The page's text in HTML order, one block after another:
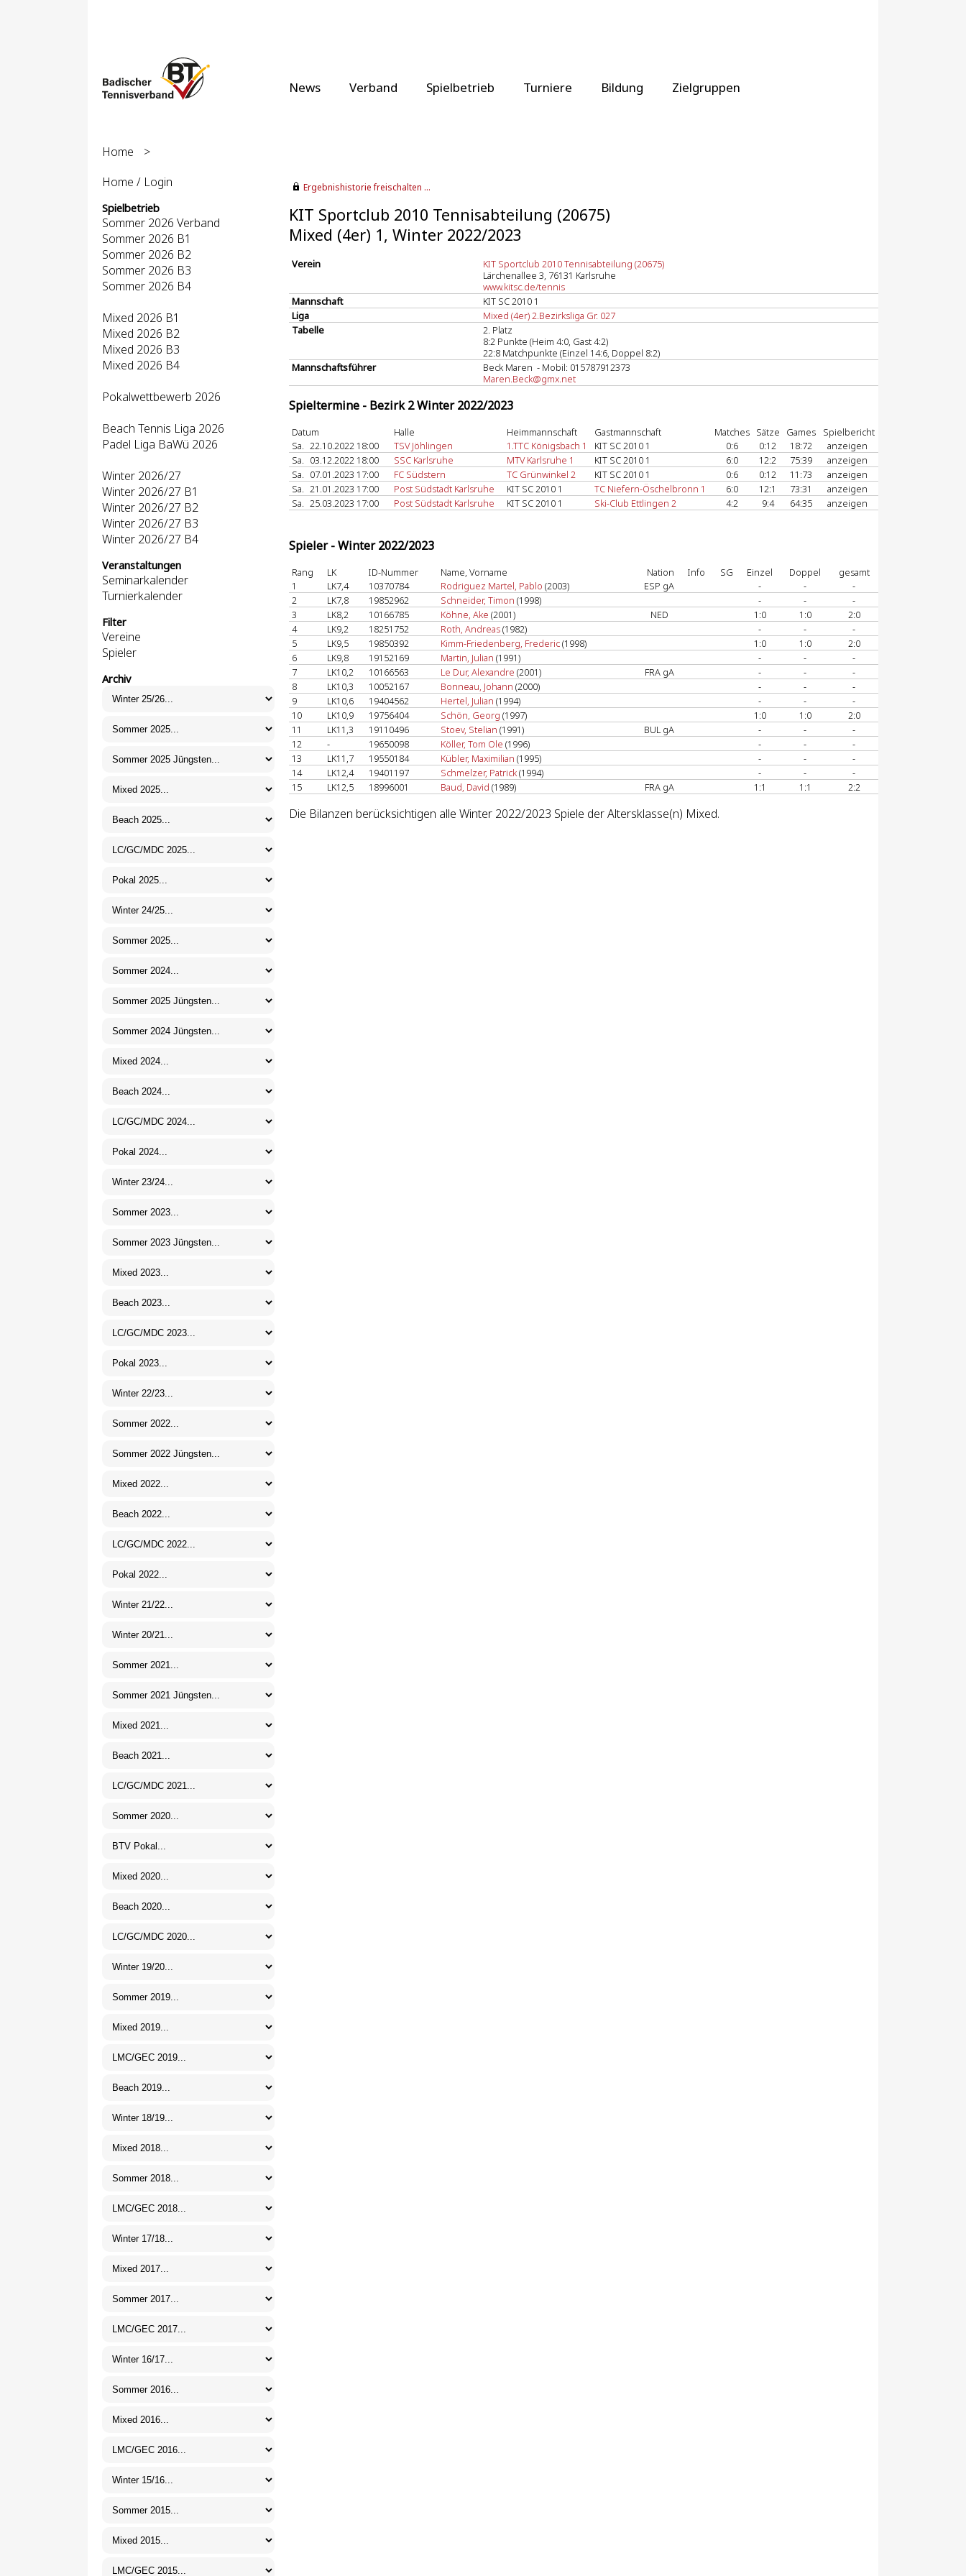
News Verband Spielbetrieb Turniere Bildung Zielgruppen
Home
>
Home / Login
Spielbetrieb
Sommer 2026 Verband
Sommer 2026 B1
Sommer 2026 B2
Sommer 2026 B3
Sommer 2026 B4
Mixed 2026 B1
Mixed 2026 B2
Mixed 2026 B3
Mixed 2026 B4
Pokalwettbewerb 2026
Beach Tennis Liga 2026
Padel Liga BaWü 2026
Winter 2026/27
Winter 2026/27 B1
Winter 2026/27 B2
Winter 2026/27 B3
Winter 2026/27 B4
Veranstaltungen
Seminarkalender
Turnierkalender
Filter
Vereine
Spieler
Archiv
Ergebnishistorie freischalten ...
KIT Sportclub 2010 Tennisabteilung (20675)
Mixed (4er) 1, Winter 2022/2023
Verein
KIT Sportclub 2010 Tennisabteilung (20675)
Lärchenallee 3, 76131 Karlsruhe
www.kitsc.de/tennis
Mannschaft
KIT SC 2010 1
Liga
Mixed (4er) 2.Bezirksliga Gr. 027
Tabelle
2. Platz
8:2 Punkte (Heim 4:0, Gast 4:2)
22:8 Matchpunkte (Einzel 14:6, Doppel 8:2)
Mannschaftsführer
Beck Maren - Mobil: 015787912373
Maren.Beck@gmx.net
Spieltermine - Bezirk 2 Winter 2022/2023
Datum Halle Heimmannschaft Gastmannschaft Matches Sätze Games
Spielbericht
Sa. 22.10.2022 18:00 TSV Jöhlingen 1.TTC Königsbach 1 KIT SC 2010 1 0:6 0:12 18:72
anzeigen
Sa. 03.12.2022 18:00 SSC Karlsruhe MTV Karlsruhe 1 KIT SC 2010 1 6:0 12:2 75:39
anzeigen
Sa. 07.01.2023 17:00 FC Südstern TC Grünwinkel 2 KIT SC 2010 1 0:6 0:12 11:73
anzeigen
Sa. 21.01.2023 17:00 Post Südstadt Karlsruhe KIT SC 2010 1 TC Niefern-Öschelbronn 1 6:0 12:1 73:31
anzeigen
Sa. 25.03.2023 17:00 Post Südstadt Karlsruhe KIT SC 2010 1 Ski-Club Ettlingen 2 4:2 9:4 64:35 anzeigen
Spieler - Winter 2022/2023
Rang LK ID-Nummer Name, Vorname Nation Info SG Einzel Doppel
gesamt
1
LK7,4 10370784 Rodriguez Martel, Pablo (2003) ESP gA - -
-
2
LK7,8 19852962 Schneider, Timon (1998) - -
-
3
LK8,2 10166785 Köhne, Ake (2001) NED 1:0 1:0
2:0
4
LK9,2 18251752 Roth, Andreas(1982) - -
-
5
LK9,5 19850392 Kimm-Friedenberg, Frederic(1998) 1:0 1:0
2:0
6
LK9,8 19152169 Martin, Julian (1991) - -
-
7
LK10,2 10166563 Le Dur, Alexandre (2001) FRA gA - -
-
8
LK10,3 10052167 Bonneau, Johann (2000) - -
-
9
LK10,6 19404562 Hertel, Julian (1994) - -
-
10
LK10,9 19756404 Schön, Georg (1997) 1:0 1:0
2:0
11
LK11,3 19110496 Stoev, Stelian (1991) BUL gA - -
-
12
- 19650098 Köller, Tom Ole (1996) - -
-
13
LK11,7 19550184 Kübler, Maximilian (1995) - -
-
14
LK12,4 19401197 Schmelzer, Patrick(1994) - -
-
15
LK12,5 18996001 Baud, David (1989) FRA gA 1:1 1:1 2:2
Die Bilanzen berücksichtigen alle Winter 2022/2023 Spiele der Altersklasse(n) Mixed.